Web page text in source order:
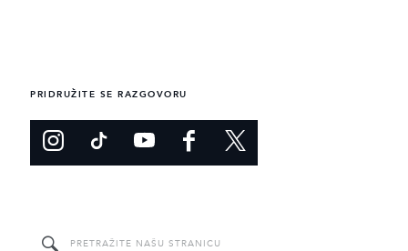
PRIDRUŽITE SE RAZGOVORU